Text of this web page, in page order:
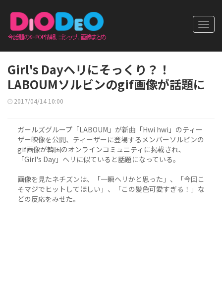
Girl's Dayヘリにそっくり？！
LABOUMソルビンのgif画像が話題に
2017/04/14 10:00
ガールズグループ「LABOUM」が新曲「Hwi hwi」のティー
ザー映像を公開、ティーザーに登場するメンバーソルビンの
gif画像が韓国のオンラインコミュニティに掲載され、
「Girl's Day」ヘリに似ていると話題になっている。
画像を見たネチズンは、「一瞬ヘリかと思った」、「今回こ
そマジでヒットしてほしい」、「この髪色可愛すぎる！」な
どの反応をみせた。